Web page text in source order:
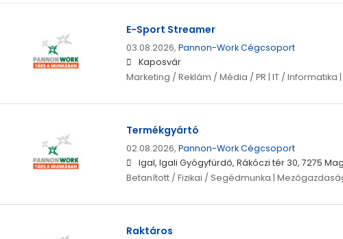
E-Sport Streamer
03.08.2026, Pannon-Work Cégcsoport
Kaposvár
Marketing / Reklám / Média / PR | IT / Informatika
Termékgyártó
02.08.2026, Pannon-Work Cégcsoport
Igal, Igali Gyógyfürdő, Rákóczi tér 30, 7275
Betanított / Fizikai / Segédmunka |
Raktáros